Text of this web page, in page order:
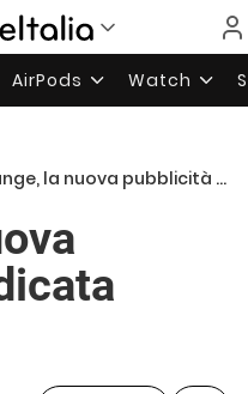
AirPods Watch
la nuova pubblicità dedicata all’iPad Air 2